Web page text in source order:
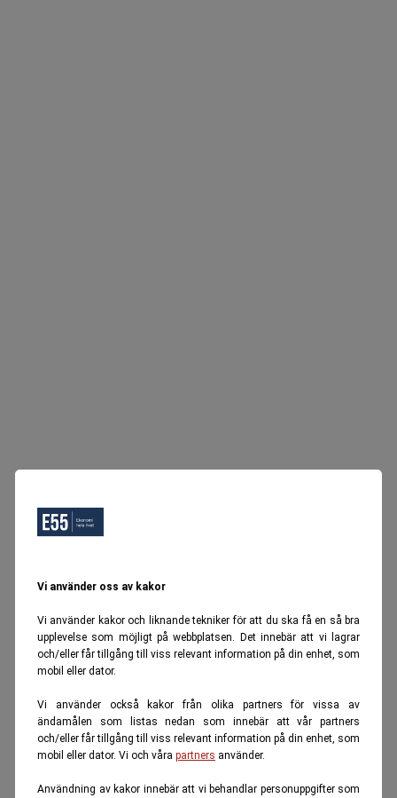
Vi använder oss av kakor
Vi använder kakor och liknande tekniker för att du ska få en så bra
upplevelse som möjligt på webbplatsen. Det innebär att vi lagrar
och/eller får tillgång till viss relevant information på din enhet, som
mobil eller dator.
Vi använder också kakor från olika partners för vissa av
ändamålen som listas nedan som innebär att vår partners
och/eller får tillgång till viss relevant information på din enhet, som
mobil eller dator. Vi och våra partners använder.
Användning av kakor innebär att vi behandlar personuppgifter som